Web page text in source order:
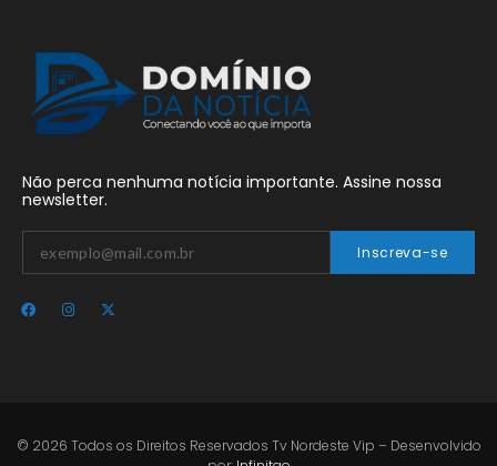
Não perca nenhuma notícia importante. Assine nossa
newsletter.
Inscreva-se
© 2026 Todos os Direitos Reservados Tv Nordeste Vip – Desenvolvido